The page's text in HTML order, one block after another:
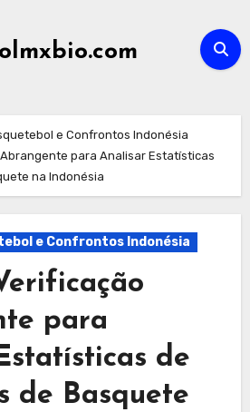
e Confrontos Indonésia
para Analisar Estatísticas
na Indonésia
e Confrontos Indonésia
para
de
de Basquete